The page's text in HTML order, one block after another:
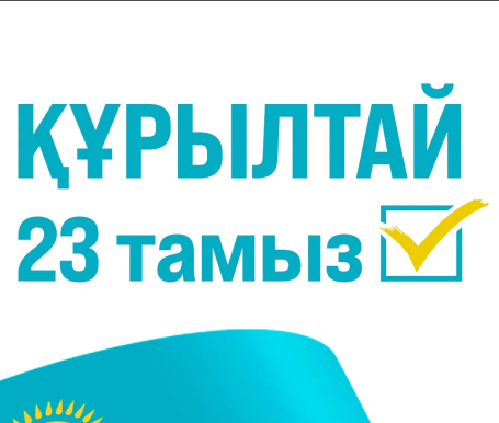
бөлмені босатуға тырысыңыз. Балалар әртүрлі
жөн көруі мүмкін. Сондықтан, демалуға арналған
уақыт таңдаңыз.
Бұл туралы ата-аналарымен
кештің қаншада аяқталатынын хабарлаңыз.
тек ойын барысында пайдаланылған дұрыс.
тағамдар ұсыныңыз.Жасы үлкен балаларға жаңа
ойындарды ұнатады. Кешті бір ғана адам
қажет. Ойын барысында қиын тапсырмалар